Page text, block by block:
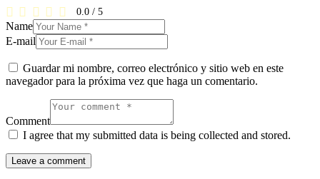
0.0 / 5
Name
E-mail
Guardar mi nombre, correo electrónico y sitio web en este
navegador para la próxima vez que haga un comentario.
Comment
I agree that my submitted data is being collected and stored.